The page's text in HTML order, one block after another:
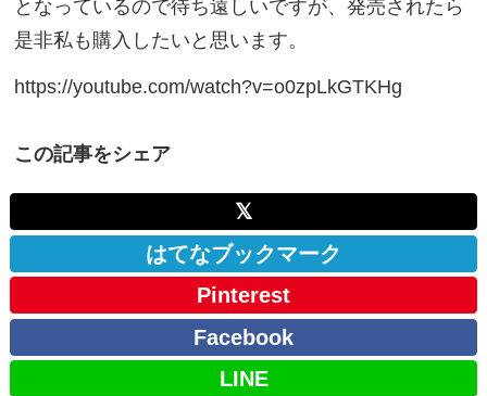
となっているので待ち遠しいですが、発売されたら
是非私も購入したいと思います。
https://youtube.com/watch?v=o0zpLkGTKHg
この記事をシェア
𝕏
はてなブックマーク
Pinterest
Facebook
LINE